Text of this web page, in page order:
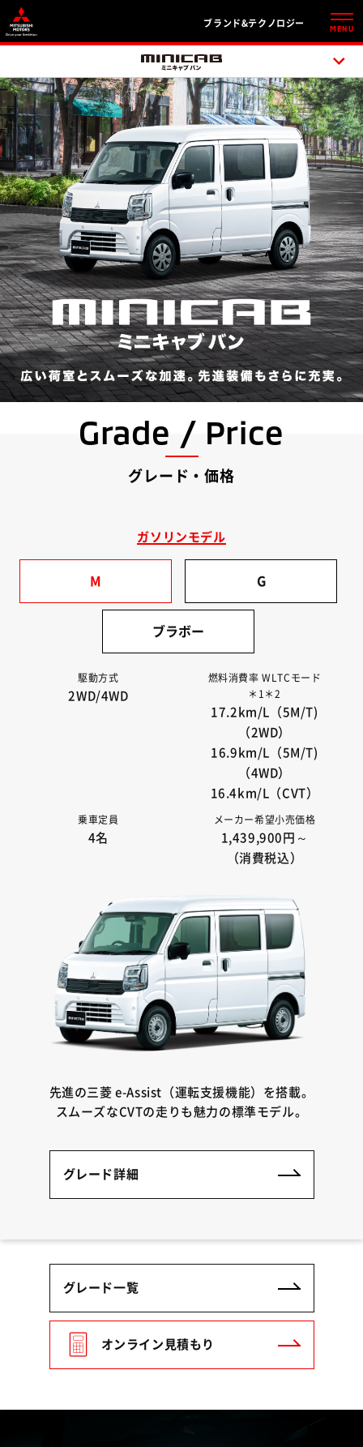
ブランド&テクノロジー
MENU
Grade / Price
グレード・価格
ガソリンモデル
M G
ブラボー
駆動方式
2WD/4WD
燃料消費率 WLTCモード
＊1＊2
17.2km/L（5M/T)
（2WD）
16.9km/L（5M/T)
（4WD）
16.4km/L（CVT）
乗車定員
4名
メーカー希望小売価格
1,439,900円～
（消費税込）
先進の三菱 e-Assist（運転支援機能）を搭載。
スムーズなCVTの走りも魅力の標準モデル。
グレード詳細
グレード一覧
オンライン見積もり